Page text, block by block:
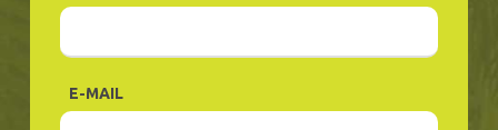
E-MAIL